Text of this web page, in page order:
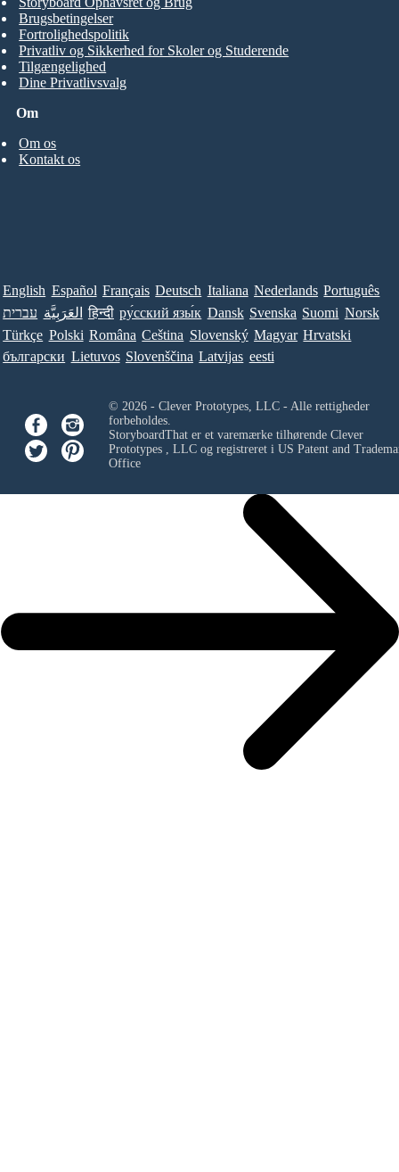
Om
Om os
Kontakt os
Brugsbetingelser
Fortrolighedspolitik
Privatliv og Sikkerhed for Skoler og Studerende
Tilgængelighed
Dine Privatlivsvalg
English Español Français Deutsch Italiana Nederlands Português
עברית العَرَبِيَّة हिन्दी ру́сский язы́к Dansk Svenska Suomi Norsk
Türkçe Polski Româna Ceština Slovenský Magyar Hrvatski
български Lietuvos Slovenščina Latvijas eesti
© 2026 - Clever Prototypes, LLC - Alle rettigheder
forbeholdes.
StoryboardThat er et varemærke tilhørende Clever
Prototypes , LLCog registreret i US Patent and
Office